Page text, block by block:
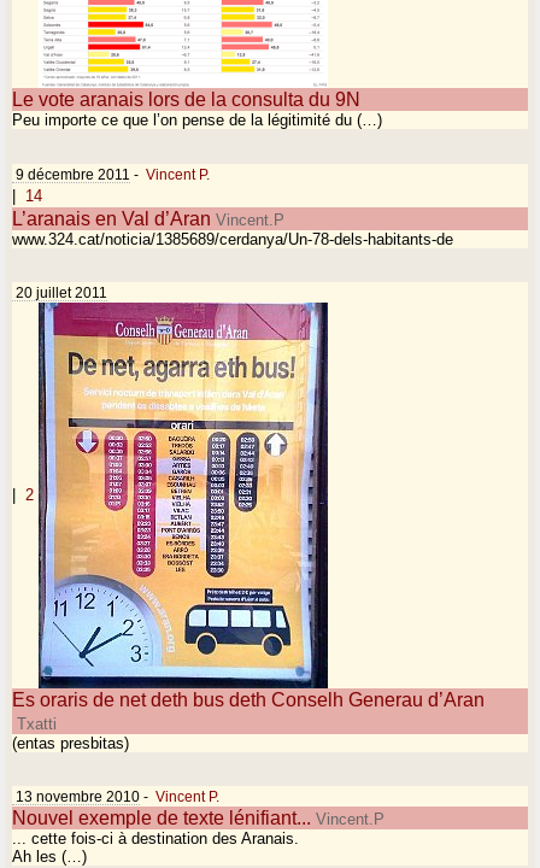
Le vote aranais lors de la consulta du 9N
Peu importe ce que l’on pense de la légitimité du (…)
9 décembre 2011 - Vincent P.
| 14
L’aranais en Val d’Aran Vincent.P
www.324.cat/noticia/1385689/cerdanya/Un-78-dels-habitants-de
20 juillet 2011
| 2
Es oraris de net deth bus deth Conselh Generau d’Aran
Txatti
(entas presbitas)
13 novembre 2010 - Vincent P.
Nouvel exemple de texte lénifiant... Vincent.P
... cette fois-ci à destination des Aranais.
Ah les (…)